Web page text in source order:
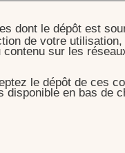
dont le dépôt est
de votre
sur les
le dépôt de ces
en bas de